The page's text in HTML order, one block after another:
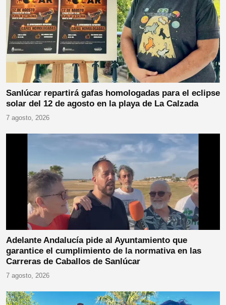
Sanlúcar repartirá gafas homologadas para el eclipse
solar del 12 de agosto en la playa de La Calzada
7 agosto, 2026
Adelante Andalucía pide al Ayuntamiento que
garantice el cumplimiento de la normativa en las
Carreras de Caballos de Sanlúcar
7 agosto, 2026